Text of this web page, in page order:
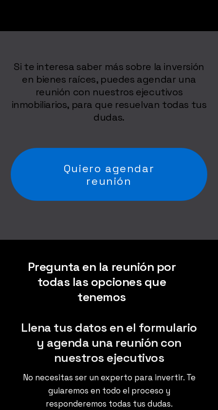
Si te interesa saber más sobre la inversión
en bienes raíces, puedes agendar una
reunión con nuestros ejecutivos
inmobiliarios, para que resuelvan todas tus
dudas.
Quiero agendar
reunión
Pregunta en la reunión por
todas las opciones que
tenemos
Llena tus datos en el formulario
y agenda una reunión con
nuestros ejecutivos
No necesitas ser un experto para invertir. Te
guiaremos en todo el proceso y
responderemos todas tus dudas.